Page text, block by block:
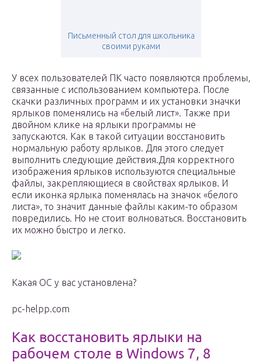
Письменный стол для школьника
своими руками
У всех пользователей ПК часто появляются проблемы,
связанные с использованием компьютера. После
скачки различных программ и их установки значки
ярлыков поменялись на «белый лист». Также при
двойном клике на ярлыки программы не
запускаются. Как в такой ситуации восстановить
нормальную работу ярлыков. Для этого следует
выполнить следующие действия.Для корректного
изображения ярлыков используются специальные
файлы, закрепляющиеся в свойствах ярлыков. И
если иконка ярлыка поменялась на значок «белого
листа», то значит данные файлы каким-то образом
повредились. Но не стоит волноваться. Восстановить
их можно быстро и легко.
Какая ОС у вас установлена?
pc-helpp.com
Как восстановить ярлыки на
рабочем столе в Windows 7, 8